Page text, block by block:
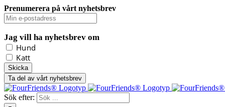
Prenumerera på vårt nyhetsbrev
Jag vill ha nyhetsbrev om
Hund
Katt
Ta del av vårt nyhetsbrev
Sök efter: